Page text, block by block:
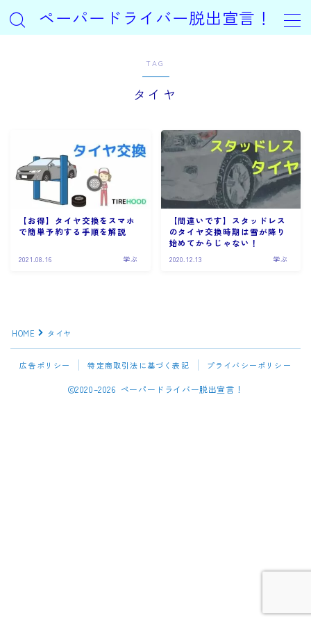
ペーパードライバー脱出宣言！
学ぶ
コツ
TAG
タイヤ
【お得】タイヤ交換をスマホ
で簡単予約する手順を解説
2021.08.16 学ぶ
【間違いです】スタッドレス
のタイヤ交換時期は雪が降り
始めてからじゃない！
2020.12.13 学ぶ
HOME タイヤ
広告ポリシー 特定商取引法に基づく表記 プライバシーポリシー
2020–2026 ペーパードライバー脱出宣言！